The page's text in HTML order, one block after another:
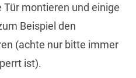
Tür montieren und einige
Beispiel den
(achte nur bitte immer
ist).